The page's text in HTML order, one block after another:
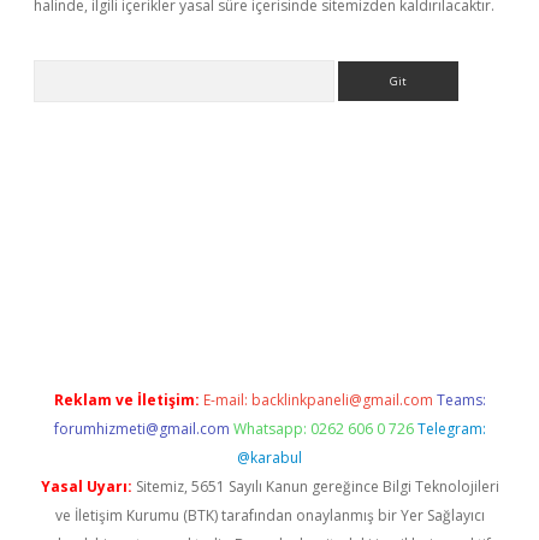
halinde, ilgili içerikler yasal süre içerisinde sitemizden kaldırılacaktır.
Reklam ve İletişim: E-mail: backlinkpaneli@gmail.com Teams:
forumhizmeti@gmail.com Whatsapp: 0262 606 0 726 Telegram:
@karabul
Yasal Uyarı: Sitemiz, 5651 Sayılı Kanun gereğince Bilgi Teknolojileri
ve İletişim Kurumu (BTK) tarafından onaylanmış bir Yer Sağlayıcı